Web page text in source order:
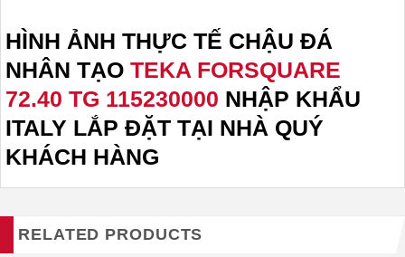
HÌNH ẢNH THỰC TẾ CHẬU ĐÁ
NHÂN TẠO TEKA FORSQUARE
72.40 TG 115230000 NHẬP KHẨU
ITALY LẮP ĐẶT TẠI NHÀ QUÝ
KHÁCH HÀNG
RELATED PRODUCTS